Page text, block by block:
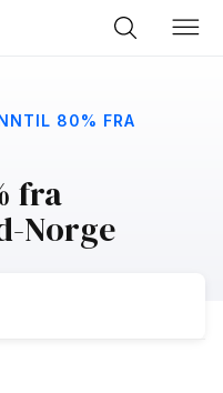
80% FRA
fra
Norge